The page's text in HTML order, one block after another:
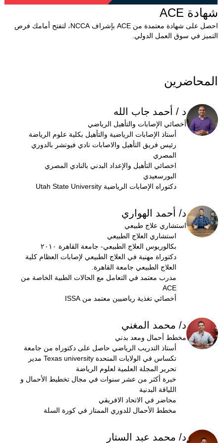
شهادة ACE
احصل على شهادة معتمدة من ACE بإشراف NCCA، لتفتح أمامك فرص
التميز في سوق العمل الدولي.
المحاضرين
د / أحمد جاب الله
أخصائي الإصابات والتأهيل الرياضي
أستاذ الإصابات الرياضية والتأهيل بكلية علوم الرياضة
رئيس فريق التأهيل والاصابات نادي فيوتشر بالدوري
المصري
اخصائي التأهيل والإعداد البدني بالنادي المصري
البورسعيدي
دكتوراه الإصابات الرياضية Utah State University
د/ أحمد الهواري
استشاري علاج طبيعي
استشاري العلاج الطبيعي
بكالوريوس العلاج الطبيعي- جامعة القاهرة ٢٠١٠
دكتوراة مهنية في العلاج الطبيعي لإصابات العظام كلية
العلاج الطبيعي جامعة القاهرة.
مدرب معتمد في التعامل مع الحالات الطبية الخاصة من
ACE
أخصائي تغذية رياضيين معتمد من ISSA
د/ محمد المغني
مخطط أحمال ومعد بدني
أستاذ التدريب الرياضي حاصل على دكتوراه من جامعة
تكساس في الولايات المتحدة Texas university مدير
تحرير المجلة العلمية لعلوم الرياضة
خبرة أكثر من عشر سنوات في مجال تخطيط الأحمال و
اللياقة البدنية
محاضر في الاتحاد الافريقي
مخطط الأحمال للدوري الممتاز في كورة السلة
د/ محمد عبد الستار